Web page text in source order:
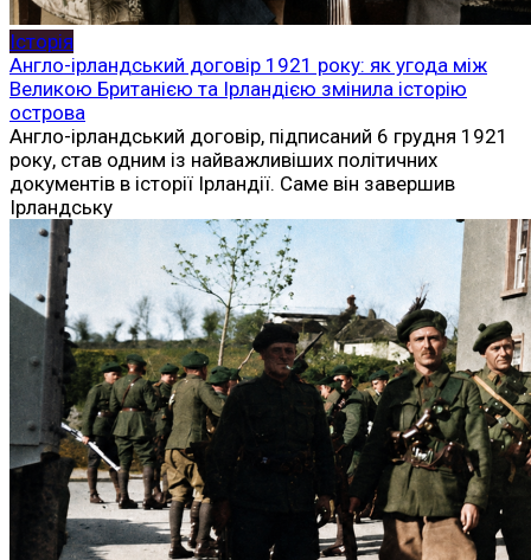
Історія
Англо-ірландський договір 1921 року: як угода між
Великою Британією та Ірландією змінила історію
острова
Англо-ірландський договір, підписаний 6 грудня 1921
року, став одним із найважливіших політичних
документів в історії Ірландії. Саме він завершив
Ірландську